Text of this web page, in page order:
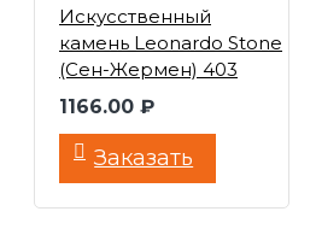
Искусственный
камень Leonardo Stone
(Сен-Жермен) 403
1166.00 ₽
Заказать